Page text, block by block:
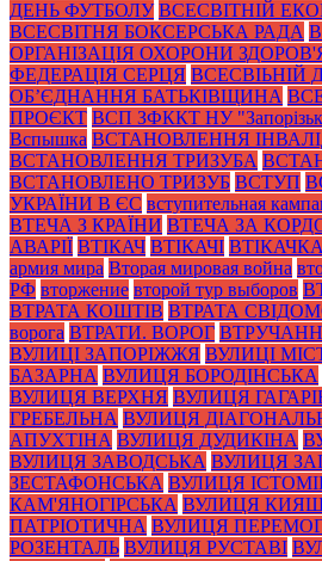
ДЕНЬ ФУТБОЛУ ВСЕСВІТНІЙ
ВСЕСВІТНЯ БОКСЕРСЬКА РАДА
ОРГАНІЗАЦІЯ ОХОРОНИ
ФЕДЕРАЦІЯ СЕРЦЯ ВСЕСВІЬНІЙ
ОБ’ЄДНАННЯ БАТЬКІВЩИНА
ПРОЄКТ ВСП ЗФККТ НУ "Запорізька
Вспышка ВСТАНОВЛЕННЯ
ВСТАНОВЛЕННЯ ТРИЗУБА
ВСТАНОВЛЕНО ТРИЗУБ ВСТУП
УКРАЇНИ В ЄС вступительная
ВТЕЧА З КРАЇНИ ВТЕЧА ЗА
АВАРІЇ ВТІКАЧ ВТІКАЧІ
армия мира Вторая мировая война
РФ вторжение второй тур выборов
ВТРАТА КОШТІВ ВТРАТА
ворога ВТРАТИ. ВОРОГ
ВУЛИЦІ ЗАПОРІЖЖЯ ВУЛИЦІ
БАЗАРНА ВУЛИЦЯ БОРОДІНСЬКА
ВУЛИЦЯ ВЕРХНЯ ВУЛИЦЯ
ГРЕБЕЛЬНА ВУЛИЦЯ
АПУХТІНА ВУЛИЦЯ ДУДИКІНА
ВУЛИЦЯ ЗАВОДСЬКА ВУЛИЦЯ
ЗЕСТАФОНСЬКА ВУЛИЦЯ
КАМ'ЯНОГІРСЬКА ВУЛИЦЯ
ПАТРІОТИЧНА ВУЛИЦЯ
РОЗЕНТАЛЬ ВУЛИЦЯ РУСТАВІ